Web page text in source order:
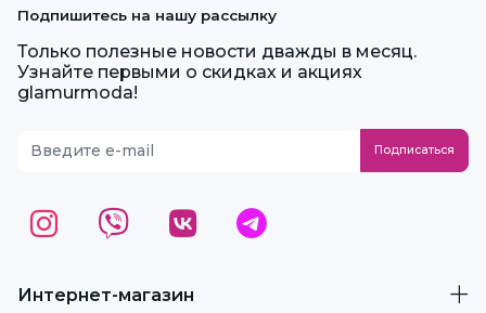
Интернет-магазин
Подпишитесь на нашу рассылку
Только полезные новости дважды в месяц.
Узнайте первыми о скидках и акциях
glamurmoda!